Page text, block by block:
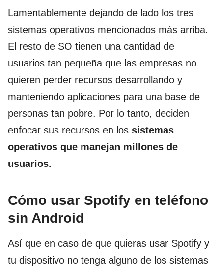
Lamentablemente dejando de lado los tres
sistemas operativos mencionados más arriba.
El resto de SO tienen una cantidad de
usuarios tan pequeña que las empresas no
quieren perder recursos desarrollando y
manteniendo aplicaciones para una base de
personas tan pobre. Por lo tanto, deciden
enfocar sus recursos en los sistemas
operativos que manejan millones de
usuarios.
Cómo usar Spotify en teléfono
sin Android
Así que en caso de que quieras usar Spotify y
tu dispositivo no tenga alguno de los sistemas